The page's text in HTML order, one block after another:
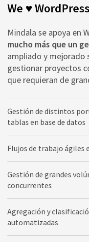
We ♥ WordPress
Mindala se apoya en
mucho más que un
ampliado y mejorado
gestionar proyectos
que requieran de
Gestión de distintos
tablas en base de datos
Flujos de trabajo ágiles
Gestión de grandes
concurrentes
Agregación y
automatizadas